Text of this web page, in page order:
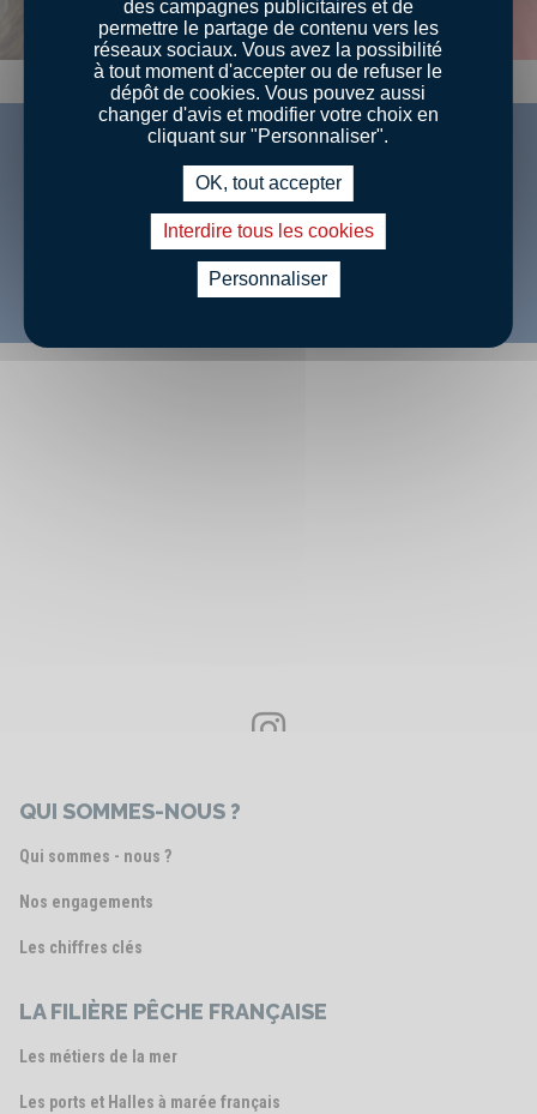
Retrouvez-nous sur Facebook
QUI SOMMES-NOUS ?
Qui sommes - nous ?
Nos engagements
Les chiffres clés
LA FILIÈRE PÊCHE FRANÇAISE
Les métiers de la mer
Les ports et Halles à marée français
des campagnes publicitaires et de
permettre le partage de contenu vers les
réseaux sociaux. Vous avez la possibilité
à tout moment d'accepter ou de refuser le
dépôt de cookies. Vous pouvez aussi
changer d'avis et modifier votre choix en
cliquant sur "Personnaliser".
OK, tout accepter
Interdire tous les cookies
Personnaliser